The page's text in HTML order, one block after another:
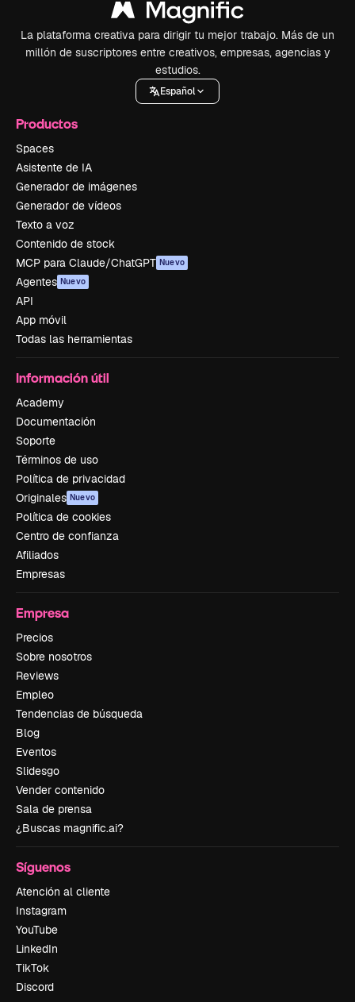
La plataforma creativa para dirigir tu mejor trabajo. Más de un
millón de suscriptores entre creativos, empresas, agencias y
estudios.
Español
Productos
Spaces
Asistente de IA
Generador de imágenes
Generador de vídeos
Texto a voz
Contenido de stock
MCP para Claude/ChatGPT Nuevo
Agentes Nuevo
API
App móvil
Todas las herramientas
Información útil
Academy
Documentación
Soporte
Términos de uso
Política de privacidad
Originales Nuevo
Política de cookies
Centro de confianza
Afiliados
Empresas
Empresa
Precios
Sobre nosotros
Reviews
Empleo
Tendencias de búsqueda
Blog
Eventos
Slidesgo
Vender contenido
Sala de prensa
¿Buscas magnific.ai?
Síguenos
Atención al cliente
Instagram
YouTube
LinkedIn
TikTok
Discord